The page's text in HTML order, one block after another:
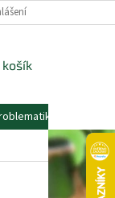
PROGRAM
košík